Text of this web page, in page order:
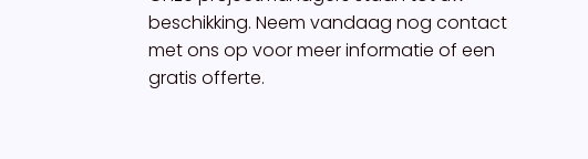
beschikking. Neem vandaag nog contact
met ons op voor meer informatie of een
gratis offerte.